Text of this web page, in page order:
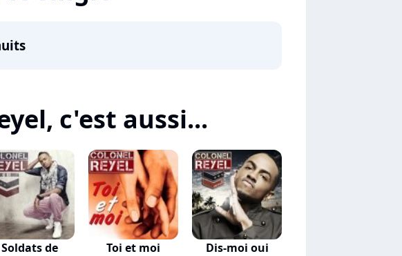
c'est aussi...
Soldats de
Toi et moi
Dis-moi oui